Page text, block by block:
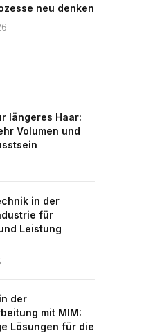
neu denken
längeres Haar:
Volumen und
in der
für
Leistung
der
mit MIM:
Lösungen für die